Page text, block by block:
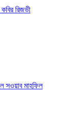
রিজভী
সওয়াব মাহফিল